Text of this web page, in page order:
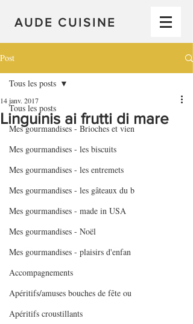
AUDE CUISINE
Post
Tous les posts
Mes gourmandises - Brioches et vien
Mes gourmandises - les biscuits
Mes gourmandises - les entremets
Mes gourmandises - les gâteaux du b
Mes gourmandises - made in USA
Mes gourmandises - Noël
Mes gourmandises - plaisirs d'enfan
Accompagnements
Apéritifs/amuses bouches de fête ou
Apéritifs croustillants
Tous les posts
Linguinis ai frutti di mare
14 janv. 2017